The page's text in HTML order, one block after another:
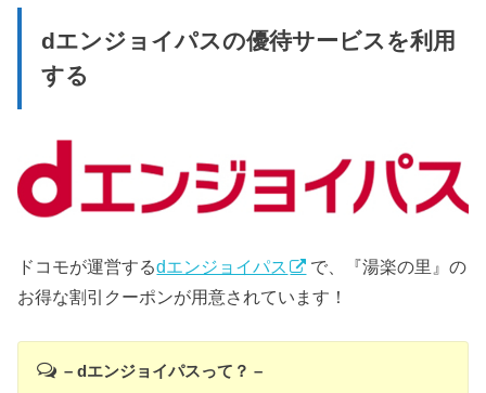
dエンジョイパスの優待サービスを利用
する
ドコモが運営するdエンジョイパス
で、『湯楽の里』の
お得な割引クーポンが用意されています！
– dエンジョイパスって？ –